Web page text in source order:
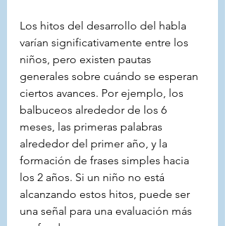
Los hitos del desarrollo del habla
varían significativamente entre los
niños, pero existen pautas
generales sobre cuándo se esperan
ciertos avances. Por ejemplo, los
balbuceos alrededor de los 6
meses, las primeras palabras
alrededor del primer año, y la
formación de frases simples hacia
los 2 años. Si un niño no está
alcanzando estos hitos, puede ser
una señal para una evaluación más